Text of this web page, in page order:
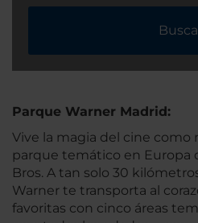
Parque Warner Madrid:
Vive la magia del cine como
parque temático en Europa
Bros. A tan solo 30
Warner te transporta al
favoritas con cinco áreas